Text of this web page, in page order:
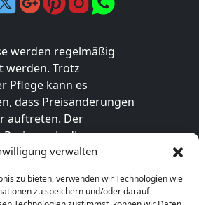
verwalten
zu bieten, verwenden wir Technologien wie
zu speichern und/oder darauf
werden regelmäßig
werden. Trotz
Pflege kann es
dass Preisänderungen
auftreten. Der
sowie die
des Produkts sind
verbindlich. Bitte